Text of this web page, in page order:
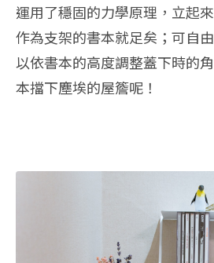
運用了穩固的力學原理，立起
作為支架的書本就足矣；可自
以依書本的高度調整蓋下時的
本擋下塵埃的屋簷呢！